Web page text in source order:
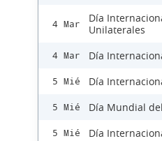
4 Mar
Día
Unilaterales
4 Mar Día
5 Mié Día
5 Mié Día Mundial
5 Mié Día